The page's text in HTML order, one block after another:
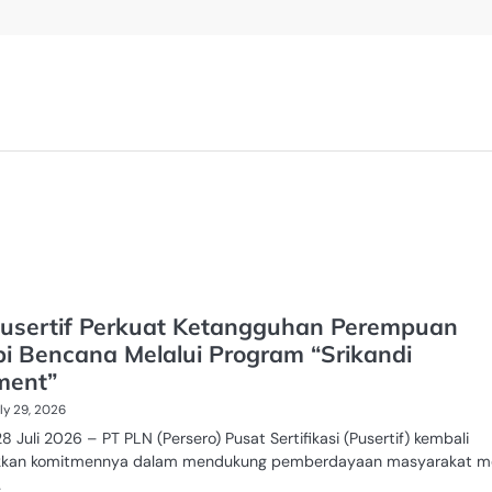
Perkuat Ketangguhan Perempuan
Bencana Melalui Program “Srikandi
29, 2026
Juli 2026 – PT PLN (Persero) Pusat Sertifikasi (Pusertif) kembali
komitmennya dalam mendukung pemberdayaan masyarakat